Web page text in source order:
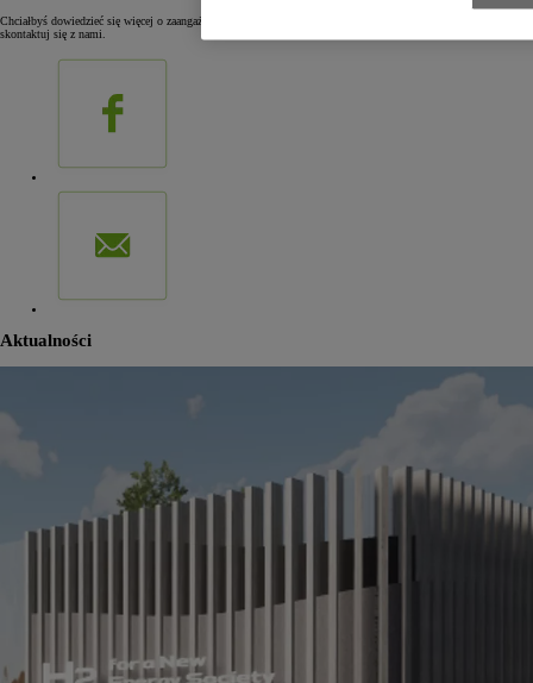
Chciałbyś dowiedzieć się więcej o zaangażowaniu Toyoty w środowisko, lub przedstawić nam swoje pomysły,
skontaktuj się z nami.
Aktualności